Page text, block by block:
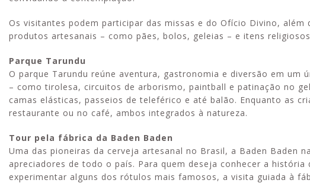
Os visitantes podem participar das missas e do Ofício Divino,
produtos artesanais – como pães, bolos, geleias – e itens
Parque Tarundu
O parque Tarundu reúne aventura, gastronomia e diversão em um
– como tirolesa, circuitos de arborismo, paintball e patinação no
camas elásticas, passeios de teleférico e até balão. Enquanto as
restaurante ou no café, ambos integrados à natureza.
Tour pela fábrica da Baden Baden
Uma das pioneiras da cerveja artesanal no Brasil, a Baden Baden
apreciadores de todo o país. Para quem deseja conhecer a
experimentar alguns dos rótulos mais famosos, a visita guiada à